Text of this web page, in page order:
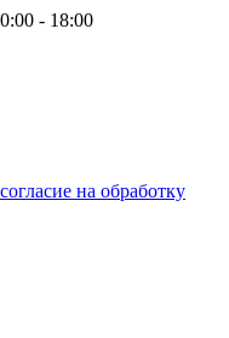
- 18:00
согласие на обработку